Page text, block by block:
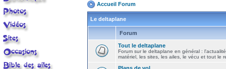
Accueil Forum
Le deltaplane
Forum
Tout le deltaplane
Forum sur le deltaplane en général :
matériel, les sites, les ailes, le vécu et tout le